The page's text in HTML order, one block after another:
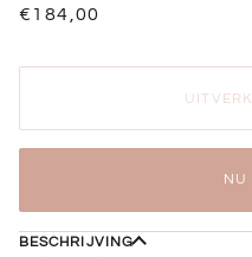
€184,00
NU
BESCHRIJVING